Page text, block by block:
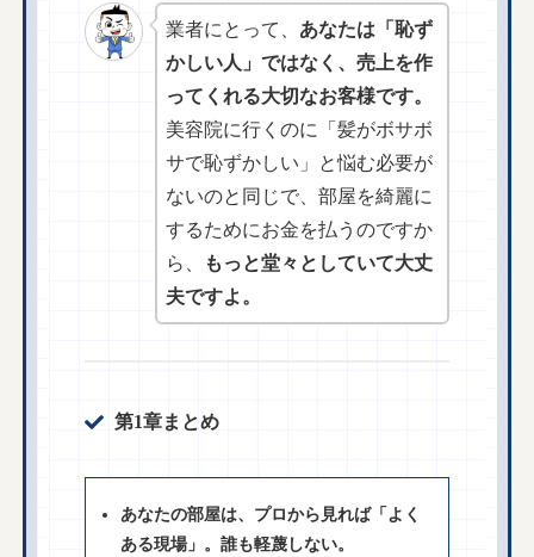
業者にとって、 あなたは「恥ず
かしい人」ではなく、売上を作
ってくれる大切なお客様です。
美容院に行くのに「髪がボサボ
サで恥ずかしい」と悩む必要が
ないのと同じで、部屋を綺麗に
するためにお金を払うのですか
ら、
もっと堂々としていて大丈
夫ですよ。
第1章まとめ
あなたの部屋は、プロから見れば「よく
ある現場」。誰も軽蔑しない。